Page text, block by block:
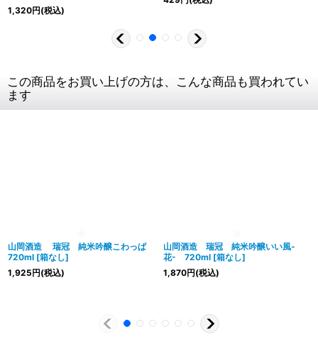
1,320円(税込)
この商品をお買い上げの方は、こんな商品も買われてい
ます
山岡酒造 瑞冠 純米吟醸こわっぱ
720ml [箱なし]
1,925円(税込)
山岡酒造 瑞冠 純米吟醸いい風-
花- 720ml [箱なし]
1,870円(税込)